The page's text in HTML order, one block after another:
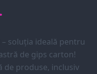
soluția ideală pentru
de gips carton!
de produse, inclusiv